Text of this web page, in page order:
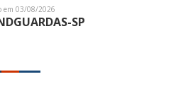
em 03/08/2026
SP